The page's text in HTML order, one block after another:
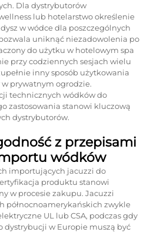
Dla dystrybutorów
lub hotelarstwo określenie
w wódce dla poszczególnych
uniknąć niezadowolenia po
do użytku w hotelowym spa
przy codziennych sesjach wielu
inny sposób użytkowania
prywatnym ogrodzie.
technicznych wódków do
zastosowania stanowi kluczową
dystrybutorów.
z przepisami
wódków
importujących jacuzzi do
produktu stanowi
w procesie zakupu. Jacuzzi
północnoamerykańskich zwykle
UL lub CSA, podczas gdy
dystrybucji w Europie muszą być